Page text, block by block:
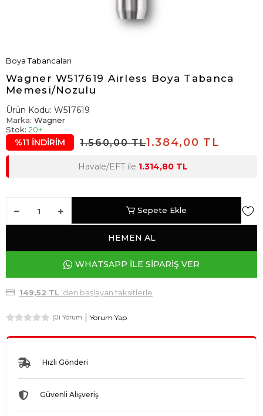
Boya Tabancaları
Wagner W517619 Airless Boya Tabanca
Memesi/Nozulu
Ürün Kodu: W517619
Marka: Wagner
Stok: 20+
%11 İNDİRİM 1.560,00 TL1.384,00 TL
Havale/EFT ile 1.314,80 TL
Sepete Ekle
HEMEN AL
WHATSAPP İLE SİPARİŞ VER
149,52 TL'den başlayan taksitlerle
(0) Yorum Yorum Yap
Hızlı Gönderi
Güvenli Alışveriş